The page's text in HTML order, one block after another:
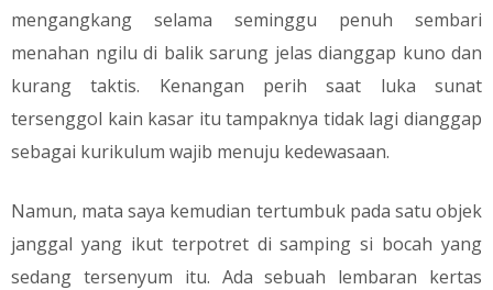
mengangkang selama seminggu penuh sembari
menahan ngilu di balik sarung jelas dianggap kuno dan
kurang taktis. Kenangan perih saat luka sunat
tersenggol kain kasar itu tampaknya tidak lagi dianggap
sebagai kurikulum wajib menuju kedewasaan.
​Namun, mata saya kemudian tertumbuk pada satu objek
janggal yang ikut terpotret di samping si bocah yang
sedang tersenyum itu. Ada sebuah lembaran kertas